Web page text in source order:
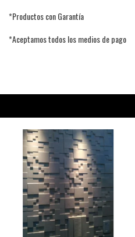
*Productos con Garantía
*Aceptamos todos los medios de pago